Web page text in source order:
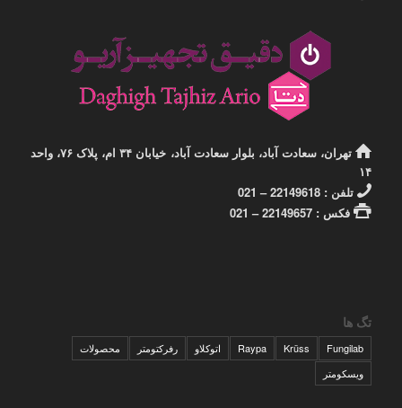
تهران، سعادت آباد، بلوار سعادت آباد، خیابان ۳۴ ام، پلاک ۷۶، واحد
۱۴
تلفن : 22149618 – 021
فکس : 22149657 – 021
تگ ها
Fungilab
Krüss
Raypa اتوکلاو رفرکتومتر
محصولات
ویسکومتر